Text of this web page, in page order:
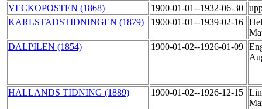
VECKOPOSTEN (1868)
1900-01-01--1932-06-30
KARLSTADSTIDNINGEN (1879)
1900-01-01--1939-02-16
DALPILEN (1854)
1900-01-02--1926-01-09
HALLANDS TIDNING (1889) 1900-01-02--1926-12-15